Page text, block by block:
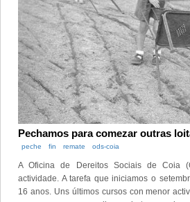
Pechamos para comezar outras
peche fin remate ods-coia
A Oficina de Dereitos Sociais de Coia
actividade. A tarefa que iniciamos o
16 anos. Uns últimos cursos con menor